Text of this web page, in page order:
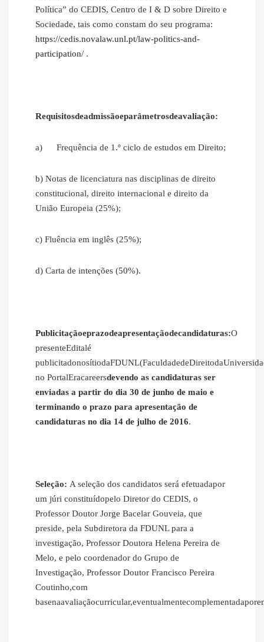
Política” do CEDIS, Centro de I & D sobre Direito e
Sociedade, tais como constam do seu programa:
https://cedis.novalaw.unl.pt/law-politics-and-
participation/ .
Requisitosdeadmissãoeparâmetrosdeavaliação:
a) Frequência de 1.º ciclo de estudos em Direito;
b) Notas de licenciatura nas disciplinas de direito
constitucional, direito internacional e direito da
União Europeia (25%);
c) Fluência em inglês (25%);
d) Carta de intenções (50%).
Publicitaçãoeprazodeapresentaçãodecandidaturas:O
presenteEditalé
no PortalEracareersdevendo as candidaturas ser
enviadas a partir do dia 30 de junho de maio e
terminando o prazo para apresentação de
candidaturas no dia 14 de julho de 2016.
Seleção: A seleção dos candidatos será efetuadapor
um júri constituídopelo Diretor do CEDIS, o
Professor Doutor Jorge Bacelar Gouveia, que
preside, pela Subdiretora da FDUNL para a
investigação, Professor Doutora Helena Pereira de
Melo, e pelo coordenador do Grupo de
Investigação, Professor Doutor Francisco Pereira
Coutinho,com